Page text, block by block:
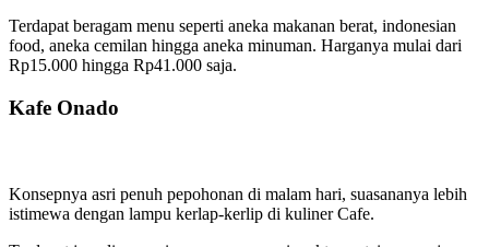
Terdapat beragam menu seperti aneka makanan berat, indonesian
food, aneka cemilan hingga aneka minuman. Harganya mulai dari
Rp15.000 hingga Rp41.000 saja.
Kafe Onado
Konsepnya asri penuh pepohonan di malam hari, suasananya lebih
istimewa dengan lampu kerlap-kerlip di kuliner Cafe.